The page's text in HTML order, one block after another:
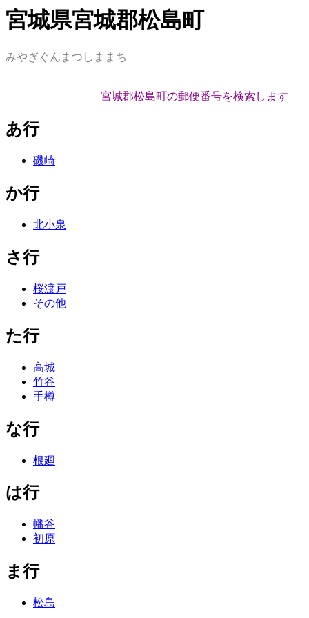
宮城県宮城郡松島町
みやぎぐんまつしままち
宮城郡松島町の郵便番号を検索します
あ行
磯崎
か行
北小泉
さ行
桜渡戸
その他
た行
高城
竹谷
手樽
な行
根廻
は行
幡谷
初原
ま行
松島